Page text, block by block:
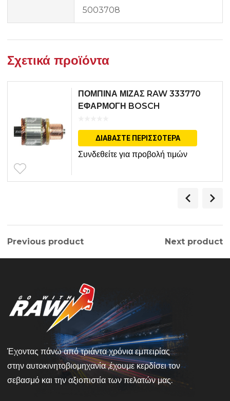
5003708
Σχετικά προϊόντα
ΠΟΜΠΙΝΑ ΜΙΖΑΣ RAW 333770
ΕΦΑΡΜΟΓΗ BOSCH
ΔΙΑΒΆΣΤΕ ΠΕΡΙΣΣΌΤΕΡΑ
Συνδεθείτε για προβολή τιμών
Previous product Next product
Έχοντας πάνω από τριάντα χρόνια εμπειρίας
στην αυτοκινητοβιομηχανία ,έχουμε κερδίσει τον
σεβασμό και την αξιοπιστία των πελατών μας.